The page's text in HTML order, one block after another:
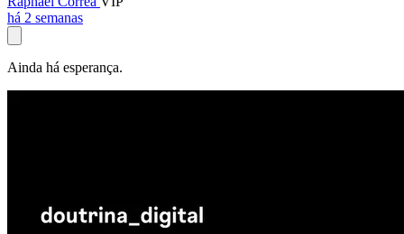
há 2 semanas
Ainda há esperança.